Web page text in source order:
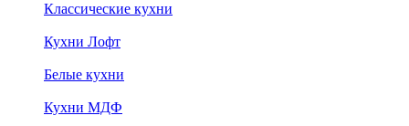
Классические кухни
Кухни Лофт
Белые кухни
Кухни МДФ